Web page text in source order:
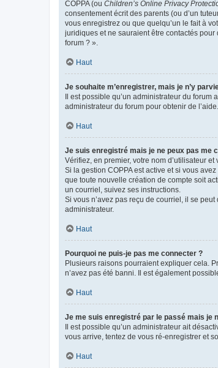
COPPA (ou Children’s Online Privacy
consentement écrit des parents (ou d’un
vous enregistrez ou que quelqu’un le fait à
juridiques et ne sauraient être contactés
forum ? ».
Haut
Je souhaite m’enregistrer, mais je n’y
Il est possible qu’un administrateur du
administrateur du forum pour obtenir de l’aide.
Haut
Je suis enregistré mais je ne peux pas me
Vérifiez, en premier, votre nom d’utilisateur
Si la gestion COPPA est active et si vous
que toute nouvelle création de compte soit
un courriel, suivez ses instructions.
Si vous n’avez pas reçu de courriel, il se
administrateur.
Haut
Pourquoi ne puis-je pas me connecter ?
Plusieurs raisons pourraient expliquer cela.
n’avez pas été banni. Il est également
Haut
Je me suis enregistré par le passé mais je
Il est possible qu’un administrateur ait
vous arrive, tentez de vous ré-enregistrer et
Haut